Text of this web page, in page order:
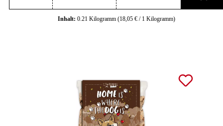
Inhalt: 0.21 Kilogramm (18,05 € / 1 Kilogramm)